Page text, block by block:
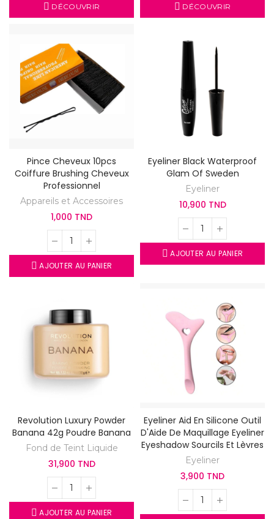
DÉCOUVRIR DÉCOUVRIR
Pince Cheveux 10pcs
Coiffure Brushing Cheveux
Professionnel
Appareils et Accessoires
1,000 TND
AJOUTER AU PANIER
Eyeliner Black Waterproof
Glam Of Sweden
Eyeliner
10,900 TND
AJOUTER AU PANIER
Revolution Luxury Powder
Banana 42g Poudre Banana
Fond de Teint Liquide
31,900 TND
AJOUTER AU PANIER
Eyeliner Aid En Silicone Outil
D'Aide De Maquillage Eyeliner
Eyeshadow Sourcils Et Lèvres
Eyeliner
3,900 TND